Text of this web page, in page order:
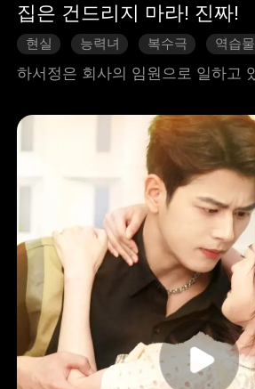
집은 건드리지 마라! 진짜!
현실 능력녀 복수극 역습물